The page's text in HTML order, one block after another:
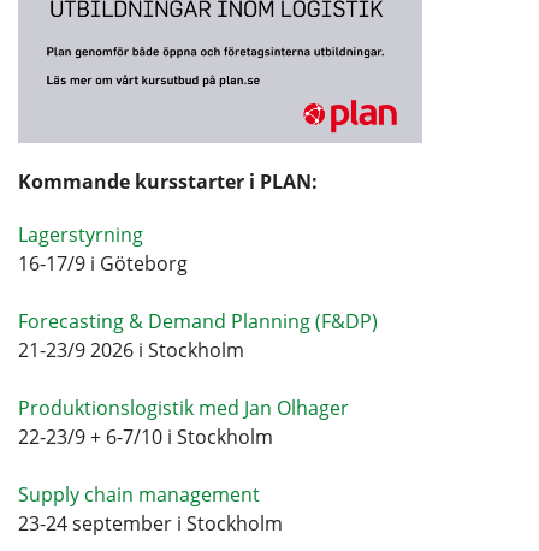
Kommande kursstarter i PLAN:
Lagerstyrning
16-17/9 i Göteborg
Forecasting & Demand Planning (F&DP)
21-23/9 2026 i Stockholm
Produktionslogistik med Jan Olhager
22-23/9 + 6-7/10 i Stockholm
Supply chain management
23-24 september i Stockholm